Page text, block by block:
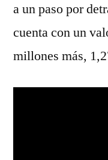
a un paso por
cuenta con un
millones más,